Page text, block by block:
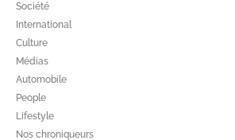
Société
International
Culture
Médias
Automobile
People
Lifestyle
Nos chroniqueurs